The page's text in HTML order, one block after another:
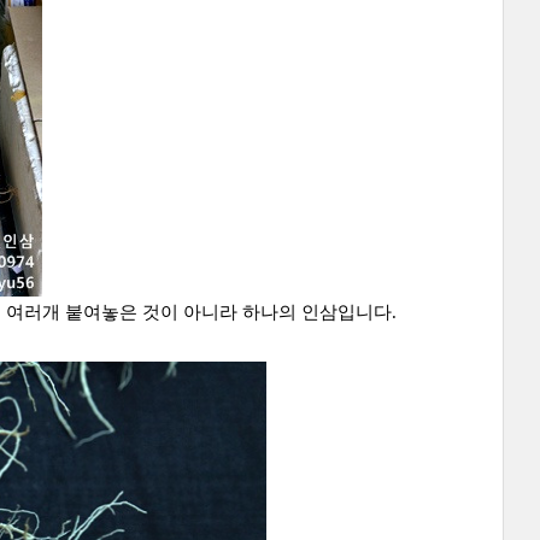
러개 붙여놓은 것이 아니라 하나의 인삼입니다.